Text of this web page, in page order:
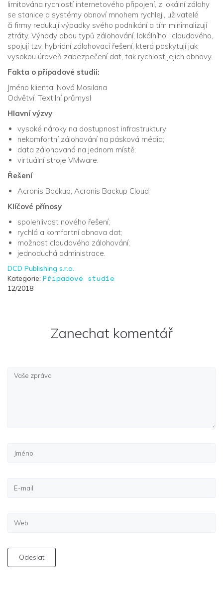
limitována rychlostí internetového připojení, z lokální zálohy
se stanice a systémy obnoví mnohem rychleji, uživatelé
či firmy redukují výpadky svého podnikání a tím minimalizují
ztráty. Výhody obou typů zálohování, lokálního i cloudového,
spojují tzv. hybridní zálohovací řešení, která poskytují jak
vysokou úroveň zabezpečení dat, tak rychlost jejich obnovy.
Fakta o případové studii:
Jméno klienta: Nová Mosilana
Odvětví: Textilní průmysl
Hlavní výzvy
vysoké nároky na dostupnost infrastruktury;
nekomfortní zálohování na pásková média;
data zálohovaná na jednom místě;
virtuální stroje VMware.
Řešení
Acronis Backup, Acronis Backup Cloud
Klíčové přínosy
spolehlivost nového řešení;
rychlá a komfortní obnova dat;
možnost cloudového zálohování;
jednoduchá administrace.
DCD Publishing s.r.o.
Kategorie: Případové studie
12/2018
Zanechat komentář
Odeslat